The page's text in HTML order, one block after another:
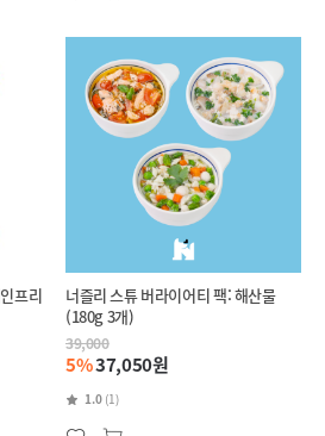
프리
너즐리 스튜 버라이어티 팩: 해산물
(180g 3개)
39,000
5%37,050원
1.0 (1)